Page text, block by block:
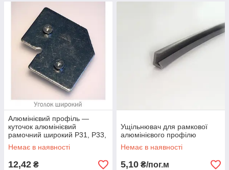
Алюмінієвий профіль —
куточок алюмінієвий
рамочний широкий Р31, Р33,
Р34
Немає в наявності
12,42 ₴
Ущільнювач для рамкової
алюмінієвого профілю
Немає в наявності
5,10 ₴/пог.м